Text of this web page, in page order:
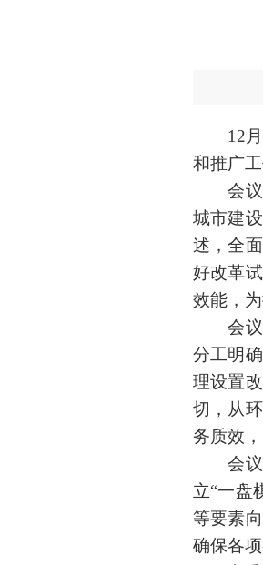
12月
和推广
会议指
城市建
述，全
好改革
效能，
会议强
分工明
理设置
切，从
务质效
会议强
立“一盘
等要素
确保各